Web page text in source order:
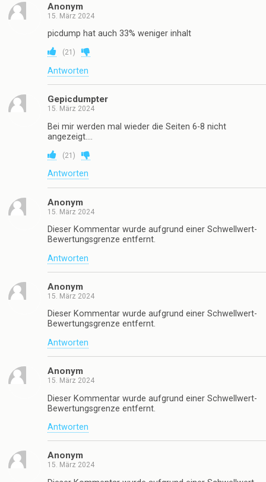
Anonym
15. März 2024
picdump hat auch 33% weniger inhalt
(21 )
Antworten
Gepicdumpter
15. März 2024
Bei mir werden mal wieder die Seiten 6-8 nicht
angezeigt….
(21 )
Antworten
Anonym
15. März 2024
Dieser Kommentar wurde aufgrund einer Schwellwert-
Bewertungsgrenze entfernt.
Antworten
Anonym
15. März 2024
Dieser Kommentar wurde aufgrund einer Schwellwert-
Bewertungsgrenze entfernt.
Antworten
Anonym
15. März 2024
Dieser Kommentar wurde aufgrund einer Schwellwert-
Bewertungsgrenze entfernt.
Antworten
Anonym
15. März 2024